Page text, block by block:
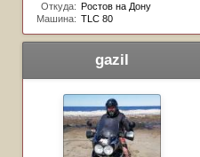
Откуда: Ростов на Дону
Машина: TLC 80
gazil